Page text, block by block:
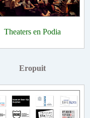
Theaters en Podia
Eropuit